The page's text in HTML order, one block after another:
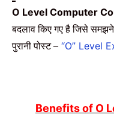
O Level Computer
बदलाव किए गए है जिसे
पुरानी पोस्ट – “O” Level
Benefits of O